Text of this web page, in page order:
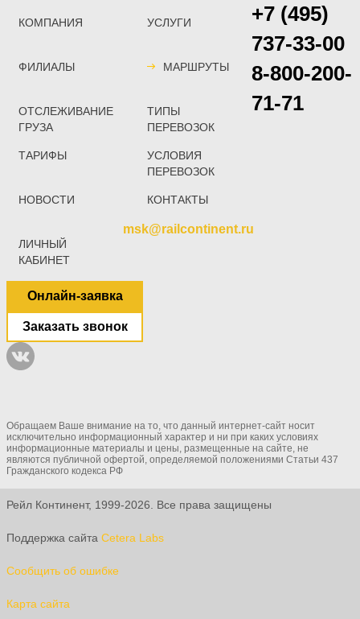
КОМПАНИЯ УСЛУГИ
ФИЛИАЛЫ МАРШРУТЫ
ОТСЛЕЖИВАНИЕ
ГРУЗА
ТИПЫ
ПЕРЕВОЗОК
ТАРИФЫ
УСЛОВИЯ
ПЕРЕВОЗОК
НОВОСТИ КОНТАКТЫ
ЛИЧНЫЙ
КАБИНЕТ
+7 (495)
737-33-00
8-800-200-
71-71
msk@railcontinent.ru
Онлайн-заявка
Заказать звонок
Обращаем Ваше внимание на то, что данный интернет-сайт носит
исключительно информационный характер и ни при каких условиях
информационные материалы и цены, размещенные на сайте, не
являются публичной офертой, определяемой положениями Статьи 437
Гражданского кодекса РФ
Рейл Континент, 1999-2026. Все права защищены
Поддержка сайта Cetera Labs
Сообщить об ошибке
Карта сайта